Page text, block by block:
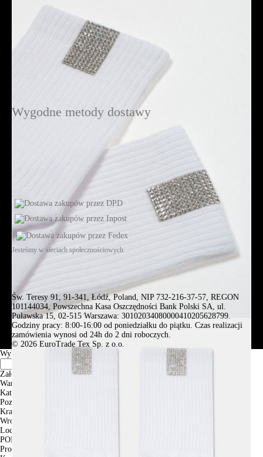
Wygodne metody dostawy
Jesteśmy w sieciach społecznościowych
Św. Teresy 91, 91-341, Łódź, Poland, NIP 732-216-37-57, REGON
101144034, Powszechna Kasa Oszczędności Bank Polski SA, ul.
Puławska 15, 02-515 Warszawa: 30102034080000410205628799.
Godziny pracy: 8:00-16:00 od poniedziałku do piątku. Czas realizacji
zamówienia wynosi od 24h do 2 dni roboczych.
© 2026 EuroTrade Tex Sp. z o.o.
Wybierz miasta
Założenia
Warszawa
Katowice
Poznan
Krakow
Wroclaw
Lodz
PODGLĄD
Produkt w koszyku